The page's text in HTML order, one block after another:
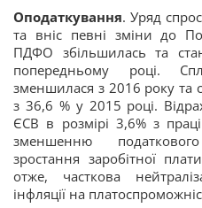
Оподаткування. Уряд
та вніс певні зміни до
ПДФО збільшилась та
попередньому році.
зменшилася з 2016 року та
з 36,6 % у 2015 році.
ЄСВ в розмірі 3,6% з
зменшенню
зростання заробітної
отже, часткова
інфляції на